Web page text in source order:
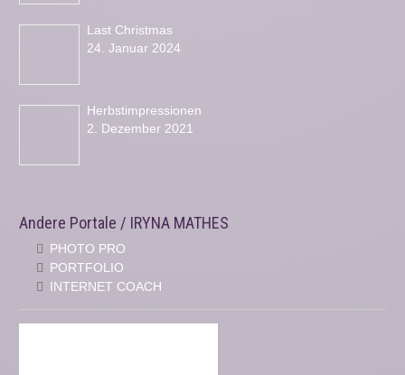
Last Christmas
24. Januar 2024
Herbstimpressionen
2. Dezember 2021
Andere Portale / IRYNA MATHES
PHOTO PRO
PORTFOLIO
INTERNET COACH